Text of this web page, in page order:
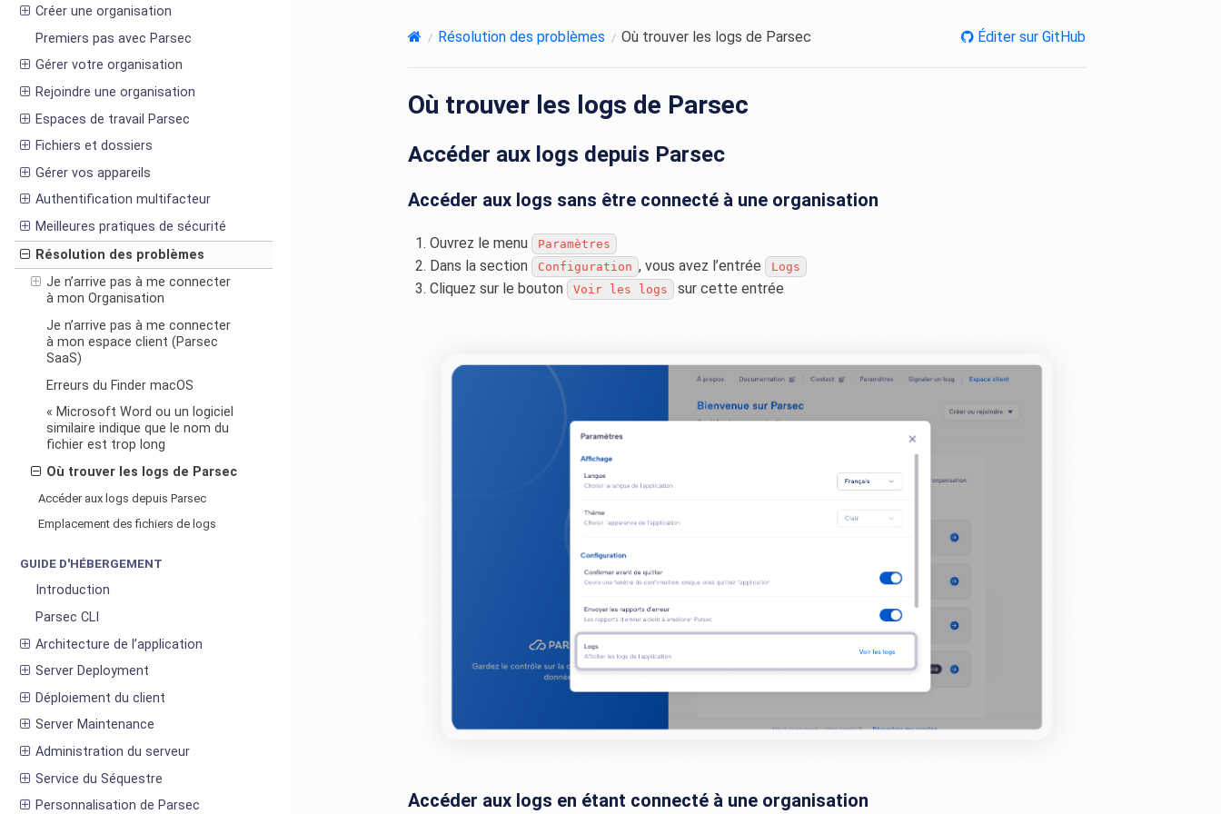
Créer une organisation
Premiers pas avec Parsec
Gérer votre organisation
Rejoindre une organisation
Espaces de travail Parsec
Fichiers et dossiers
Gérer vos appareils
Authentification multifacteur
Meilleures pratiques de sécurité
Résolution des problèmes
Je n’arrive pas à me connecter
à mon Organisation
Je n’arrive pas à me connecter
à mon espace client (Parsec
SaaS)
Erreurs du Finder macOS
« Microsoft Word ou un logiciel
similaire indique que le nom du
fichier est trop long
Où trouver les logs de Parsec
Accéder aux logs depuis Parsec
Emplacement des fichiers de logs
GUIDE D'HÉBERGEMENT
Introduction
Parsec CLI
Architecture de l’application
Server Deployment
Déploiement du client
Server Maintenance
Administration du serveur
Service du Séquestre
Personnalisation de Parsec
Résolution des problèmes Où trouver les logs de Parsec Éditer sur GitHub
Où trouver les logs de Parsec
Accéder aux logs depuis Parsec
Accéder aux logs sans être connecté à une organisation
Ouvrez le menu Paramètres
Dans la section Configuration , vous avez l’entrée Logs
Cliquez sur le bouton Voir les logs sur cette entrée
Accéder aux logs en étant connecté à une organisation